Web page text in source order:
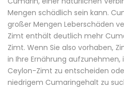
Mengen schädlich sein kann.
großer Mengen Leberschäden
Zimt enthält deutlich mehr
Zimt. Wenn Sie also vorhaben,
in Ihre Ernährung
Ceylon-Zimt zu entscheiden
niedrigem Cumaringehalt zu